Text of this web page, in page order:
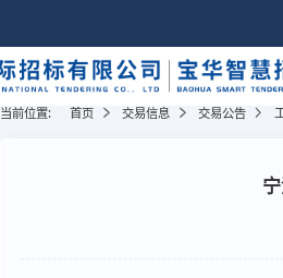
当前位置: 首页 交易信息 交易公告